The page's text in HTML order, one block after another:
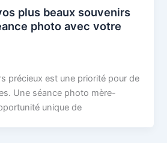
plus beaux souvenirs
photo avec votre
précieux est une priorité pour de
Une séance photo mère-
unique de